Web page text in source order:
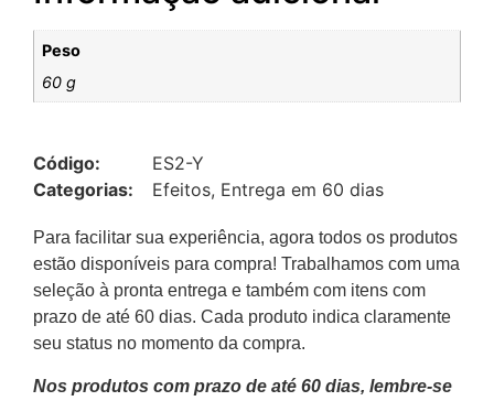
Peso
60 g
Código:
ES2-Y
Categorias:
Efeitos, Entrega em 60 dias
Para facilitar sua experiência, agora todos os produtos
estão disponíveis para compra! Trabalhamos com uma
seleção à pronta entrega e também com itens com
prazo de até 60 dias. Cada produto indica claramente
seu status no momento da compra.
Nos produtos com prazo de até 60 dias, lembre-se